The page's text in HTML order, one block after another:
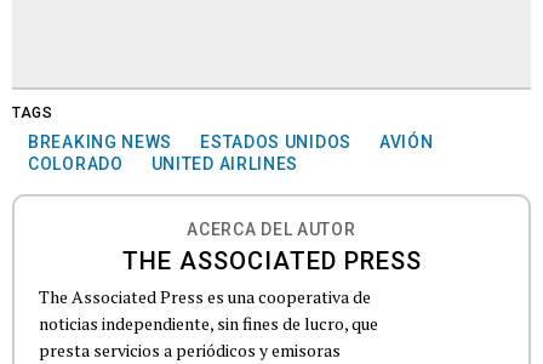
TAGS
BREAKING NEWS ESTADOS UNIDOS
AVIÓN
COLORADO
UNITED AIRLINES
ACERCA DEL AUTOR
THE ASSOCIATED PRESS
The Associated Press es una cooperativa de
noticias independiente, sin fines de lucro, que
presta servicios a periódicos y emisoras